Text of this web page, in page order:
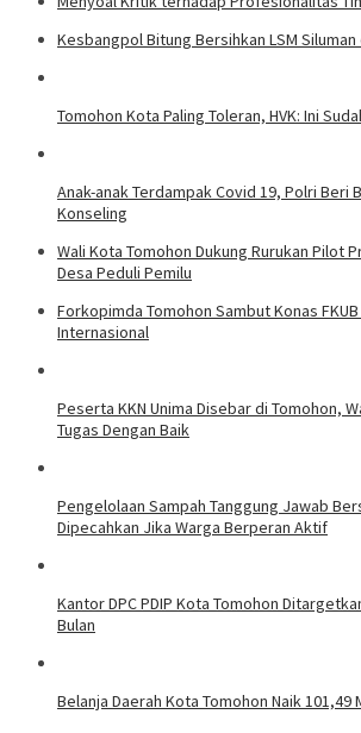
Kesbangpol Bitung Bersihkan LSM
Tomohon Kota Paling Toleran, HVK: Ini
Anak-anak Terdampak Covid 19, Polri Beri
Konseling
Wali Kota Tomohon Dukung Rurukan Pilot
Desa Peduli Pemilu
Forkopimda Tomohon Sambut Konas
Internasional
Peserta KKN Unima Disebar di Tomohon,
Tugas Dengan Baik
Pengelolaan Sampah Tanggung Jawab
Dipecahkan Jika Warga Berperan Aktif
Kantor DPC PDIP Kota Tomohon
Bulan
Belanja Daerah Kota Tomohon Naik 101,49